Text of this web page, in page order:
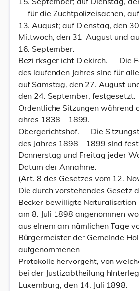
— für die Zuchtpolizeisachen,
13. August; auf Dienstag, den
Mittwoch, den 31. August und
16. September.
Bezi rksger icht Diekirch. — Die
des laufenden Jahres sInd für
auf Samstag, den 27. August
den 24. September, festgesetzt.
Ordentliche Sitzungen während
ahres 1838—1899.
Obergerichtshof. — Die
des Jahres 1898—1899 sInd
Donnerstag und Freitag jeder
Datum der Annahme.
(Art. 8 des Gesetzes vom 12.
Die durch vorstehendes Gesetz
Becker bewilligte Naturalisation
am 8. Juli 1898 angenommen
aus eInem am nämlichen Tage
Bürgermeister der GemeInde
aufgenommenen
Protokolle hervorgeht, von
bei der Justizabtheilung
Luxemburg, den 14. Juli 1898.